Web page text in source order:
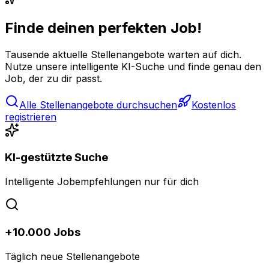
Finde deinen perfekten Job!
Tausende aktuelle Stellenangebote warten auf dich.
Nutze unsere intelligente KI-Suche und finde genau den
Job, der zu dir passt.
Alle Stellenangebote durchsuchen
Kostenlos
registrieren
KI-gestützte Suche
Intelligente Jobempfehlungen nur für dich
+10.000 Jobs
Täglich neue Stellenangebote